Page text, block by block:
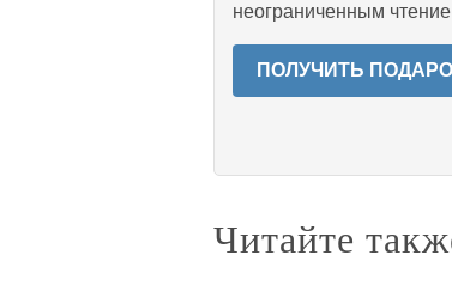
неограниченным
ПОЛУЧИТЬ
Читайте